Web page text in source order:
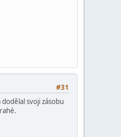
#31
svoji zásobu